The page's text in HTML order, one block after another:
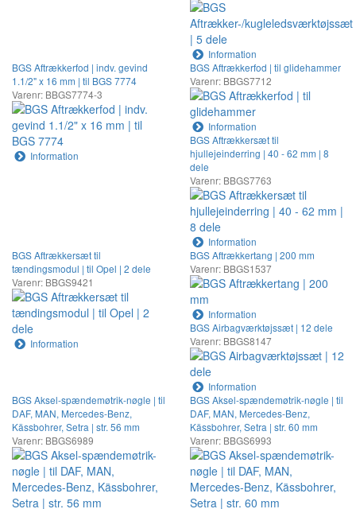
Information
BGS Aftrækkerfod | indv. gevind
1.1/2" x 16 mm | til BGS 7774
Varenr: BBGS7774-3
Information
BGS Aftrækkerfod | til glidehammer
Varenr: BBGS7712
Information
BGS Aftrækkersæt til
hjullejeinderring | 40 - 62 mm | 8
dele
Varenr: BBGS7763
Information
BGS Aftrækkersæt til
tændingsmodul | til Opel | 2 dele
Varenr: BBGS9421
Information
BGS Aftrækkertang | 200 mm
Varenr: BBGS1537
Information
BGS Airbagværktøjssæt | 12 dele
Varenr: BBGS8147
Information
BGS Aksel-spændemøtrik-nøgle | til
DAF, MAN, Mercedes-Benz,
Kässbohrer, Setra | str. 56 mm
Varenr: BBGS6989
BGS Aksel-spændemøtrik-nøgle | til
DAF, MAN, Mercedes-Benz,
Kässbohrer, Setra | str. 60 mm
Varenr: BBGS6993